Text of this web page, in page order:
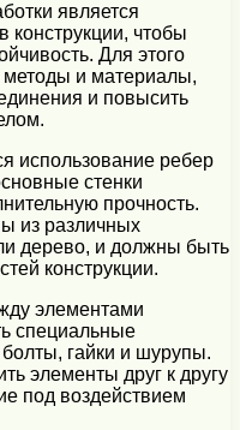
является
конструкции, чтобы
Для этого
методы и материалы,
и повысить
использование ребер
стенки
прочность.
из различных
дерево, и должны быть
конструкции.
элементами
специальные
гайки и шурупы.
элементы друг к другу
под воздействием